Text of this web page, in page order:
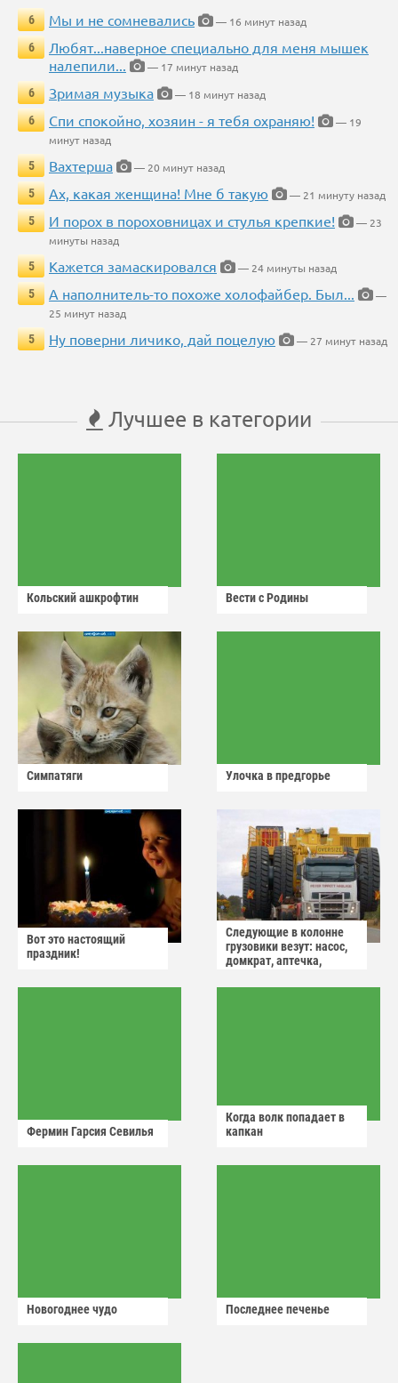
6 Мы и не сомневались
— 16 минут назад
6
Любят...наверное специально для меня мышек
налепили...
— 17 минут назад
6
Зримая музыка
— 18 минут назад
6
Спи спокойно, хозяин - я тебя охраняю!
— 19
минут назад
5
Вахтерша
— 20 минут назад
5
Ах, какая женщина! Мне б такую
— 21 минуту назад
5
И порох в пороховницах и стулья крепкие!
— 23
минуты назад
5
Кажется замаскировался
— 24 минуты назад
5
А наполнитель-то похоже холофайбер. Был...
—
25 минут назад
5
Ну поверни личико, дай поцелую — 27 минут назад
Лучшее в категории
Кольский ашкрофтин Вести с Родины
Симпатяги Улочка в предгорье
Вот это настоящий
праздник!
Следующие в колонне
грузовики везут: насос,
домкрат, аптечка,
Фермин Гарсия Севилья
Когда волк попадает в
капкан
Новогоднее чудо Последнее печенье